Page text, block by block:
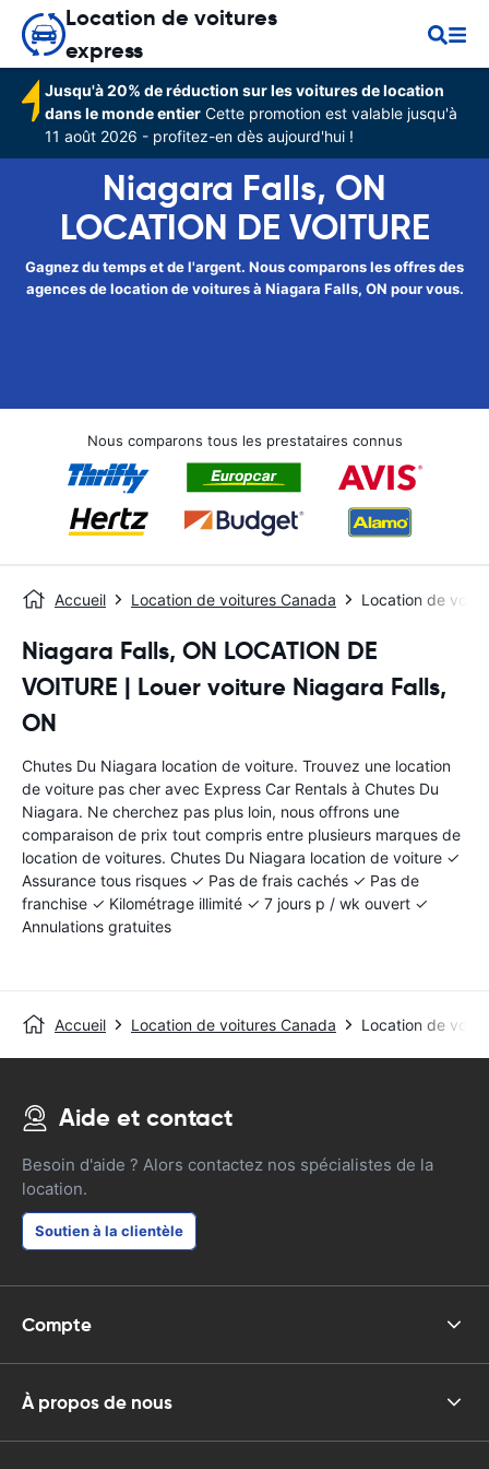
Location de voitures
express
Jusqu'à 20% de réduction sur les voitures de location
dans le monde entier Cette promotion est valable jusqu'à
11 août 2026 - profitez-en dès aujourd'hui !
Niagara Falls, ON
LOCATION DE VOITURE
Gagnez du temps et de l'argent. Nous comparons les offres des
agences de location de voitures à Niagara Falls, ON pour vous.
Nous comparons tous les prestataires connus
Accueil Location de voitures Canada Location de
Niagara Falls, ON LOCATION DE
VOITURE | Louer voiture Niagara Falls,
ON
Chutes Du Niagara location de voiture. Trouvez une location
de voiture pas cher avec Express Car Rentals à Chutes Du
Niagara. Ne cherchez pas plus loin, nous offrons une
comparaison de prix tout compris entre plusieurs marques de
location de voitures. Chutes Du Niagara location de voiture ✓
Assurance tous risques ✓ Pas de frais cachés ✓ Pas de
franchise ✓ Kilométrage illimité ✓ 7 jours p / wk ouvert ✓
Annulations gratuites
Accueil Location de voitures Canada Location de
Aide et contact
Besoin d'aide ? Alors contactez nos spécialistes de la
location.
Soutien à la clientèle
Compte
À propos de nous